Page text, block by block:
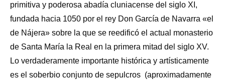
primitiva y poderosa abadía cluniacense del siglo XI,
fundada hacia 1050 por el rey Don García de Navarra «el
de Nájera» sobre la que se reedificó el actual monasterio
de Santa María la Real en la primera mitad del siglo XV.
Lo verdaderamente importante histórica y artísticamente
es el soberbio conjunto de sepulcros (aproximadamente